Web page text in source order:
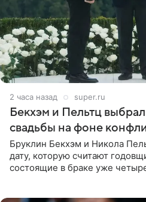
2 часа назад super.ru
Бекхэм и Пельтц
свадьбы на фоне
Бруклин Бекхэм и Никола
дату, которую считают
состоящие в браке уже